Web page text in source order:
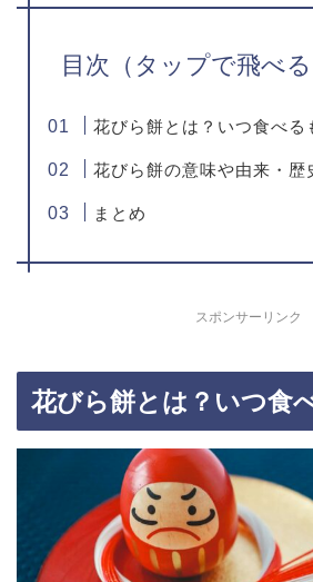
目次（タップで飛べる
花びら餅とは？いつ食べる
花びら餅の意味や由来・歴
まとめ
スポンサーリンク
花びら餅とは？いつ食